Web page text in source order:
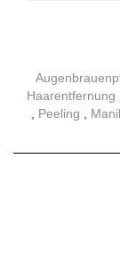
Haarentfernung
Peeling